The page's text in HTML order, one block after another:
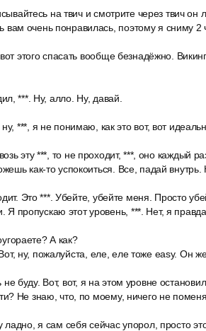
на твич и смотрите через твич он
очень понравилась, поэтому я сниму 2
этого спасать вообще безнадёжно.
***. Ну, алло. Ну, давай.
***, я не понимаю, как это вот, вот
эту ***, то не проходит, ***, оно каждый
как-то успокоиться. Все, падай внутрь.
Это ***. Убейте, убейте меня. Просто
пропускаю этот уровень, ***. Нет, я
А как?
ну, пожалуйста, еле, еле тоже easy. Он
буду. Вот, вот, я на этом уровне
Не знаю, что, по моему, ничего не
я сам себя сейчас упорол, просто